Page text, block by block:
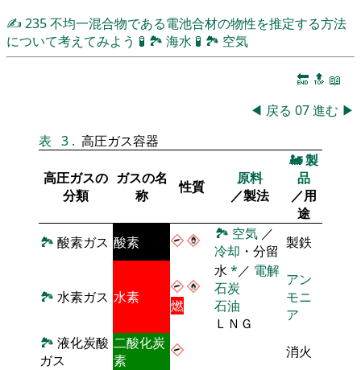
✍ 235不均一混合物である電池合材の物性を推定する方法
について考えてみよう 🧪 🏞 海水 🧪 🏞 空気
🔚 🔝 📖
◀ 戻る 07進む ▶
表 3 . 高圧ガス容器
高圧ガスの
分類
ガスの名
称
性質
原料
／製法
🚂製
品
／用
途
🏞 酸素ガス 酸素 🏞 空気 ／
冷却 ・分留 製鉄
🏞 水素ガス 水素 燃
水 *／ 電解
石炭
石油
ＬＮＧ
アン
モニ
ア
🏞 液化炭酸
ガス
二酸化炭
素
消火